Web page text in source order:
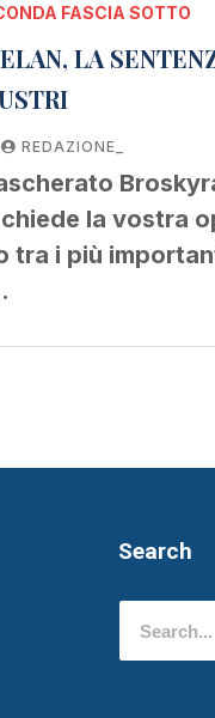
FASCIA SOTTO
LA
REDAZIONE_
la vostra
tra i più
Search